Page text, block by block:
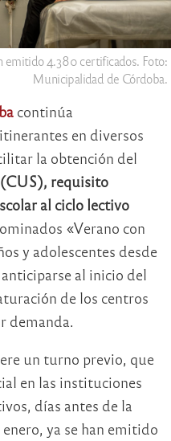
emitido 4.380 certificados. Foto:
Municipalidad de Córdoba.
continúa
en diversos
la obtención del
requisito
al ciclo lectivo
«Verano con
y adolescentes desde
al inicio del
de los centros
demanda.
un turno previo, que
en las instituciones
días antes de la
ya se han emitido